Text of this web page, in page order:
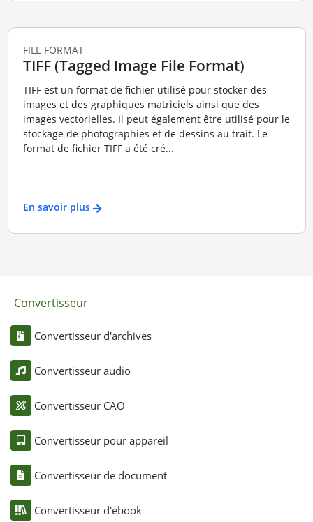
FILE FORMAT
TIFF (Tagged Image File Format)
TIFF est un format de fichier utilisé pour stocker des
images et des graphiques matriciels ainsi que des
images vectorielles. Il peut également être utilisé pour le
stockage de photographies et de dessins au trait. Le
format de fichier TIFF a été cré...
En savoir plus
Convertisseur
Convertisseur d'archives
Convertisseur audio
Convertisseur CAO
Convertisseur pour appareil
Convertisseur de document
Convertisseur d'ebook